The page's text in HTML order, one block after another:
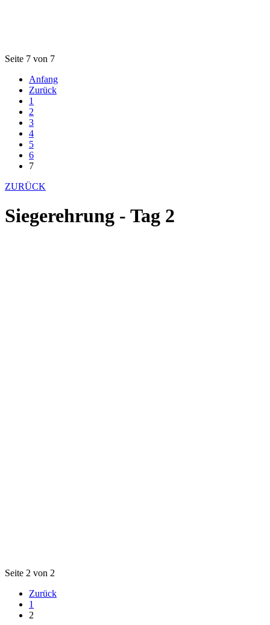
Seite 7 von 7
Anfang
Zurück
1
2
3
4
5
6
7
ZURÜCK
Siegerehrung - Tag 2
Seite 2 von 2
Zurück
1
2